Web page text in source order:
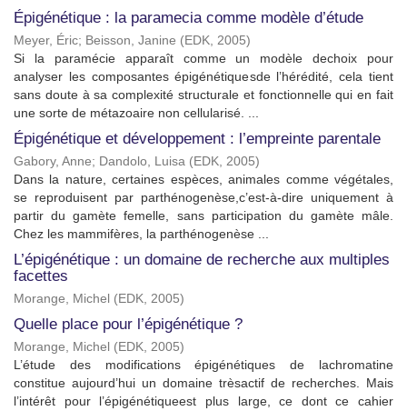
Épigénétique : la paramecia comme modèle d’étude
Meyer, Éric; Beisson, Janine (EDK, 2005)
Si la paramécie apparaît comme un modèle dechoix pour
analyser les composantes épigénétiquesde l’hérédité, cela tient
sans doute à sa complexité structurale et fonctionnelle qui en fait
une sorte de métazoaire non cellularisé. ...
Épigénétique et développement : l’empreinte parentale
Gabory, Anne; Dandolo, Luisa (EDK, 2005)
Dans la nature, certaines espèces, animales comme végétales,
se reproduisent par parthénogenèse,c’est-à-dire uniquement à
partir du gamète femelle, sans participation du gamète mâle.
Chez les mammifères, la parthénogenèse ...
L’épigénétique : un domaine de recherche aux multiples
facettes
Morange, Michel (EDK, 2005)
Quelle place pour l’épigénétique ?
Morange, Michel (EDK, 2005)
L’étude des modifications épigénétiques de lachromatine
constitue aujourd’hui un domaine trèsactif de recherches. Mais
l’intérêt pour l’épigénétiqueest plus large, ce dont ce cahier